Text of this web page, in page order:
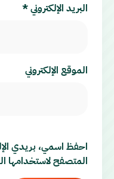
البريد الإلكتروني*
الموقع الإلكتروني
احفظ اسمي، بريدي
المتصفح لاستخدامها